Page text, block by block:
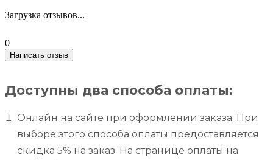
Загрузка отзывов...
0
Написать отзыв
Доступны два способа оплаты:
Онлайн на сайте при оформлении заказа. При
выборе этого способа оплаты предоставляется
скидка 5% на заказ. На странице оплаты на